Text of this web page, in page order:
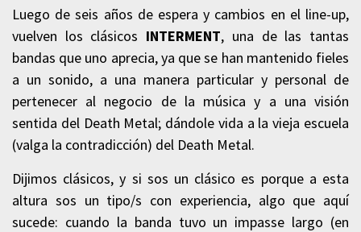
Luego de seis años de espera y cambios en el line-up,
vuelven los clásicos INTERMENT, una de las tantas
bandas que uno aprecia, ya que se han mantenido fieles
a un sonido, a una manera particular y personal de
pertenecer al negocio de la música y a una visión
sentida del Death Metal; dándole vida a la vieja escuela
(valga la contradicción) del Death Metal.
Dijimos clásicos, y si sos un clásico es porque a esta
altura sos un tipo/s con experiencia, algo que aquí
sucede: cuando la banda tuvo un impasse largo (en